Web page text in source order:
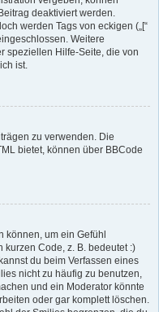
deaktiviert werden.
werden Tags von eckigen („[“
Weitere
speziellen Hilfe-Seite, die von
ist.
zu verwenden. Die
bietet, können über BBCode
können, um ein Gefühl
Code, z. B. bedeutet :)
du beim Verfassen eines
nicht zu häufig zu benutzen,
und ein Moderator könnte
oder gar komplett löschen.